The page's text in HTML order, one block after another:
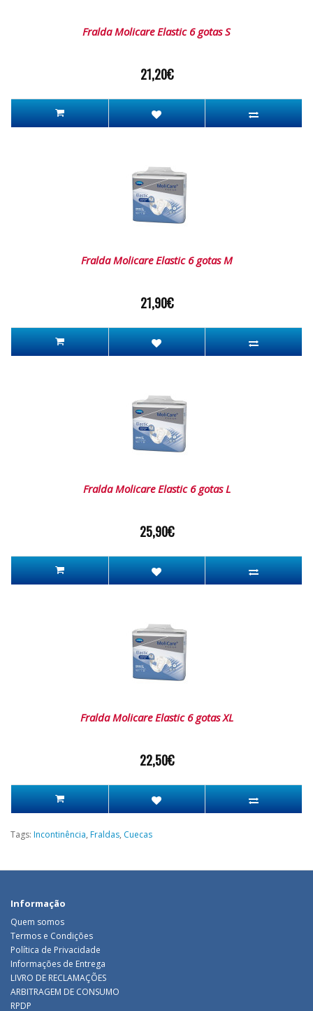
Fralda Molicare Elastic 6 gotas S
21,20€
Fralda Molicare Elastic 6 gotas M
21,90€
Fralda Molicare Elastic 6 gotas L
25,90€
Fralda Molicare Elastic 6 gotas XL
22,50€
Tags: Incontinência, Fraldas, Cuecas
Informação
Quem somos
Termos e Condições
Política de Privacidade
Informações de Entrega
LIVRO DE RECLAMAÇÕES
ARBITRAGEM DE CONSUMO
RPDP